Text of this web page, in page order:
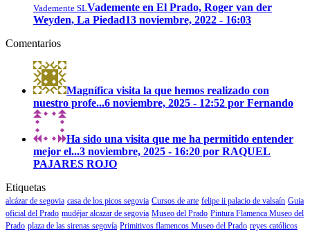
Vademente SLVademente en El Prado, Roger van der
Weyden, La Piedad13 noviembre, 2022 - 16:03
Comentarios
Magnífica visita la que hemos realizado con
nuestro profe...6 noviembre, 2025 - 12:52 por Fernando
Ha sido una visita que me ha permitido entender
mejor el...3 noviembre, 2025 - 16:20 por RAQUEL
PAJARES ROJO
Etiquetas
alcázar de segovia casa de los picos segovia Cursos de arte felipe ii palacio de valsaín Guia
oficial del Prado mudéjar alcazar de segovia Museo del Prado Pintura Flamenca Museo del
Prado plaza de las sirenas segovía Primitivos flamencos Museo del Prado reyes católicos